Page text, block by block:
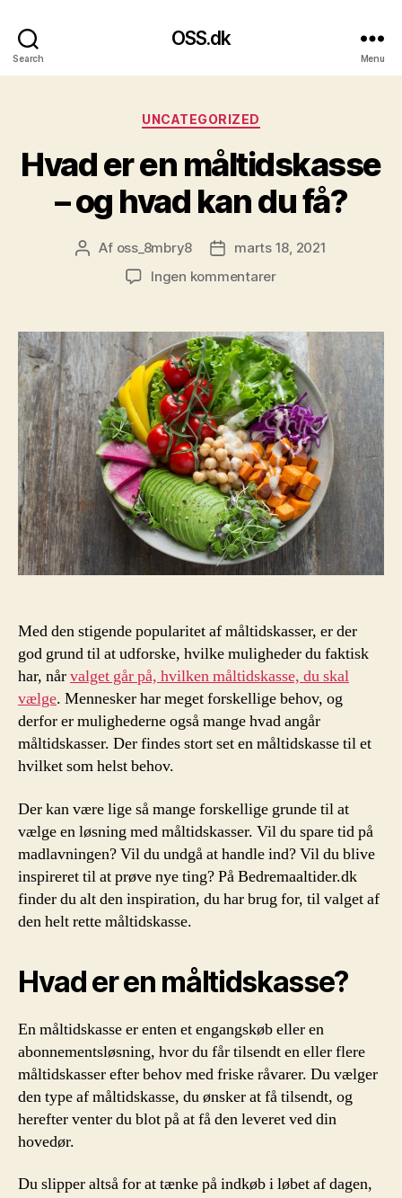
Search
OSS.dk
Menu
Kategorier
UNCATEGORIZED
Hvad er en måltidskasse
– og hvad kan du få?
Indlægsforfatter
Af oss_8mbry8 Indlægsdato
marts 18, 2021
Ingen kommentarertil
en
måltidskasse
–
og
hvad
kan
du
få?
Med den stigende popularitet af måltidskasser, er der
god grund til at udforske, hvilke muligheder du faktisk
har, nårvalget går på, hvilken måltidskasse, du skal
vælge. Mennesker har meget forskellige behov, og
derfor er mulighederne også mange hvad angår
måltidskasser. Der findes stort set en måltidskasse til et
hvilket som helst behov.
Der kan være lige så mange forskellige grunde til at
vælge en løsning med måltidskasser. Vil du spare tid på
madlavningen? Vil du undgå at handle ind? Vil du blive
inspireret til at prøve nye ting? På Bedremaaltider.dk
finder du alt den inspiration, du har brug for, til valget af
den helt rette måltidskasse.
Hvad er en måltidskasse?
En måltidskasse er enten et engangskøb eller en
abonnementsløsning, hvor du får tilsendt en eller flere
måltidskasser efter behov med friske råvarer. Du vælger
den type af måltidskasse, du ønsker at få tilsendt, og
herefter venter du blot på at få den leveret ved din
hovedør.
Du slipper altså for at tænke på indkøb i løbet af dagen,